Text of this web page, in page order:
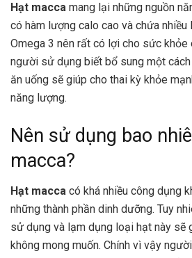
Hạt macca mang lại những nguồn
có hàm lượng calo cao và chứa
Omega 3 nên rất có lợi cho sức khỏe
người sử dụng biết bổ sung một
ăn uống sẽ giúp cho thai kỳ khỏe
năng lượng.
Nên sử dụng bao
macca?
Hạt macca có khá nhiều công dụng
những thành phần dinh dưỡng. Tuy
sử dụng và lạm dụng loại hạt này sẽ
không mong muốn. Chính vì vậy